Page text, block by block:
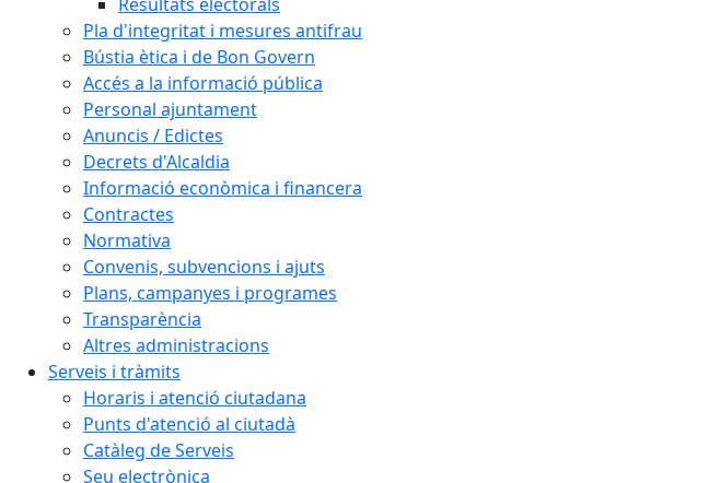
Pla d'integritat i mesures antifrau
Bústia ètica i de Bon Govern
Accés a la informació pública
Personal ajuntament
Anuncis / Edictes
Decrets d'Alcaldia
Informació econòmica i financera
Contractes
Normativa
Convenis, subvencions i ajuts
Plans, campanyes i programes
Transparència
Altres administracions
Serveis i tràmits
Horaris i atenció ciutadana
Punts d'atenció al ciutadà
Catàleg de Serveis
Seu electrònica